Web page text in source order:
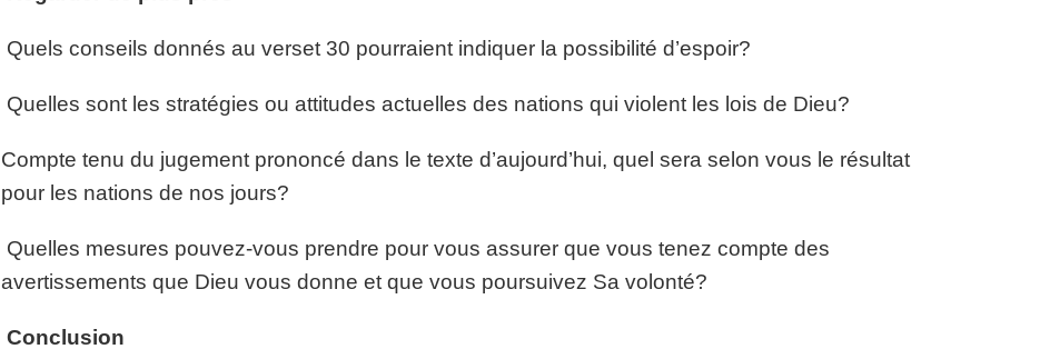
Quels conseils donnés au verset 30 pourraient indiquer la possibilité d’espoir?
Quelles sont les stratégies ou attitudes actuelles des nations qui violent les lois de Dieu?
Compte tenu du jugement prononcé dans le texte d’aujourd’hui, quel sera selon vous le résultat
pour les nations de nos jours?
Quelles mesures pouvez-vous prendre pour vous assurer que vous tenez compte des
avertissements que Dieu vous donne et que vous poursuivez Sa volonté?
Conclusion